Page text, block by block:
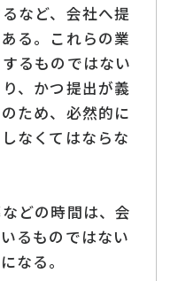
など、会社へ提
る。これらの業
るものではない
、かつ提出が義
ため、必然的に
なくてはならな
どの時間は、会
るものではない
なる。